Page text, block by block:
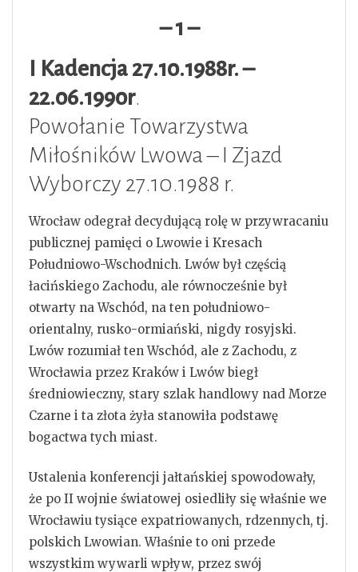
– 1 –
I Kadencja 27.10.1988r. –
22.06.1990r.
Powołanie Towarzystwa
Miłośników Lwowa – I Zjazd
Wyborczy 27.10.1988 r.
Wrocław odegrał decydującą rolę w przywracaniu
publicznej pamięci o Lwowie i Kresach
Południowo-Wschodnich. Lwów był częścią
łacińskiego Zachodu, ale równocześnie był
otwarty na Wschód, na ten południowo-
orientalny, rusko-ormiański, nigdy rosyjski.
Lwów rozumiał ten Wschód, ale z Zachodu, z
Wrocławia przez Kraków i Lwów biegł
średniowieczny, stary szlak handlowy nad Morze
Czarne i ta złota żyła stanowiła podstawę
bogactwa tych miast.
Ustalenia konferencji jałtańskiej spowodowały,
że po II wojnie światowej osiedliły się właśnie we
Wrocławiu tysiące expatriowanych, rdzennych, tj.
polskich Lwowian. Właśnie to oni przede
wszystkim wywarli wpływ, przez swój